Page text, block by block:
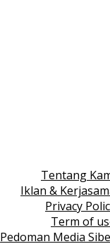
Tentang
Iklan &
Privacy
Term of
Pedoman Media